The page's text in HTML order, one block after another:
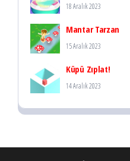
18 Aralık 2023
Mantar Tarzan
15 Aralık 2023
Küpü Zıplat!
14 Aralık 2023